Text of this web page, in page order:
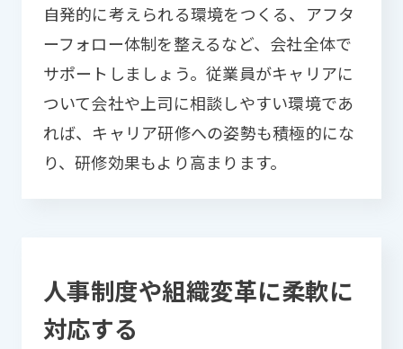
自発的に考えられる環境をつくる、アフタ
ーフォロー体制を整えるなど、会社全体で
サポートしましょう。従業員がキャリアに
ついて会社や上司に相談しやすい環境であ
れば、キャリア研修への姿勢も積極的にな
り、研修効果もより高まります。
人事制度や組織変革に柔軟に
対応する